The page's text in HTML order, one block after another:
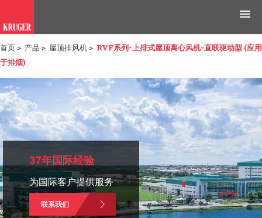
产品
应用领域
工具与资源
新闻媒体
为什么选择科禄格
招聘
首页 > 产品 > 屋顶排风机 > RVF系列-上排式屋顶离心风机-直联驱动型 (应用
于排烟)
37年国际经验
为国际客户提供服务
联系我们